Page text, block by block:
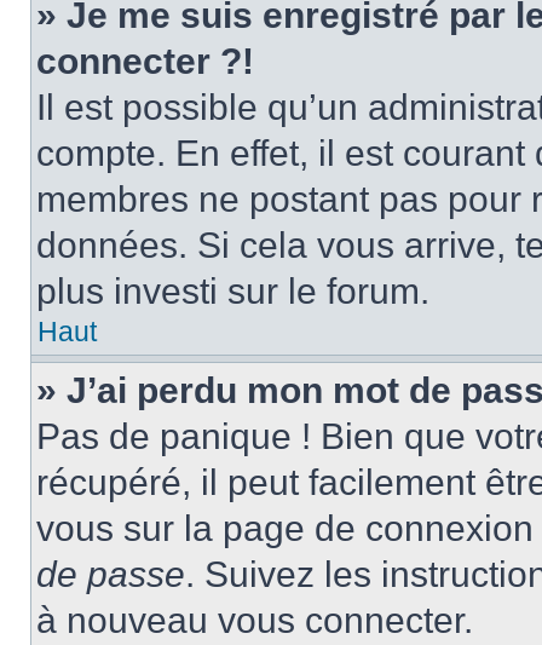
» Je me suis enregistré par
connecter ?!
Il est possible qu’un
compte. En effet, il est
membres ne postant pas
données. Si cela vous arrive,
plus investi sur le forum.
Haut
» J’ai perdu mon mot de
Pas de panique ! Bien que
récupéré, il peut facilement
vous sur la page de
de passe. Suivez les
à nouveau vous connecter.